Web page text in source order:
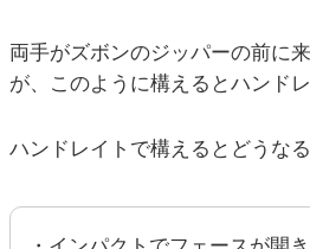
両手がズボンのジッパーの前に
が、このように構えるとハンド
ハンドレイトで構えるとどうなる